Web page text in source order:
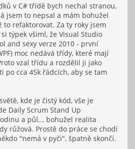
v C# třídě bych nechal stranou,
jsem to nepsal a mám bohužel
to refaktorovat. Za ty roky jsem
týpek všiml, že Visual Studio
and sexy verze 2010 - první
moc nedává třídy, které mají
vzal třídu a rozdělil ji jako
po cca 45k řádcích, aby se tam
kde je čistý kód, vše je
Daily Scrum Stand Up
a půl... bohužel realita
růžová. Prostě do práce se chodí
"nemá v pyči", špatně skončí.